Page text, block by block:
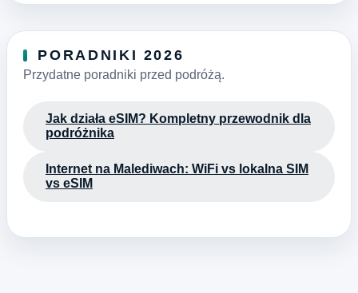
PORADNIKI 2026
Przydatne poradniki przed podróżą.
Jak działa eSIM? Kompletny przewodnik dla
podróżnika
Internet na Malediwach: WiFi vs lokalna SIM
vs eSIM